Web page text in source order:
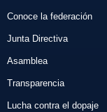
Conoce la federación
Junta Directiva
Asamblea
Transparencia
Lucha contra el dopaje